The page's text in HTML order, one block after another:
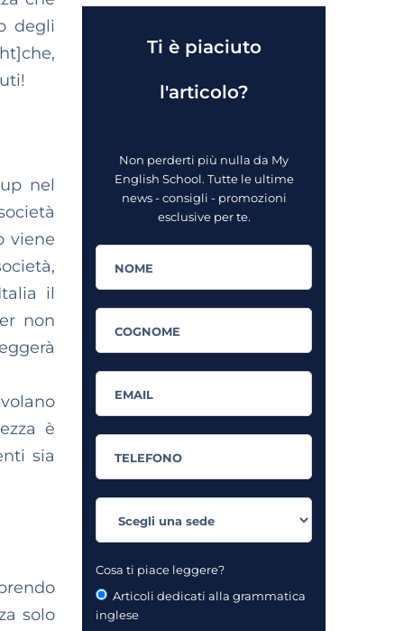
degli
nel
viene
il
non
è
sia
solo
Ti è piaciuto
l'articolo?
Non perderti più nulla da My
English School. Tutte le ultime
news - consigli - promozioni
esclusive per te.
Cosa ti piace leggere?
Articoli dedicati alla grammatica
inglese